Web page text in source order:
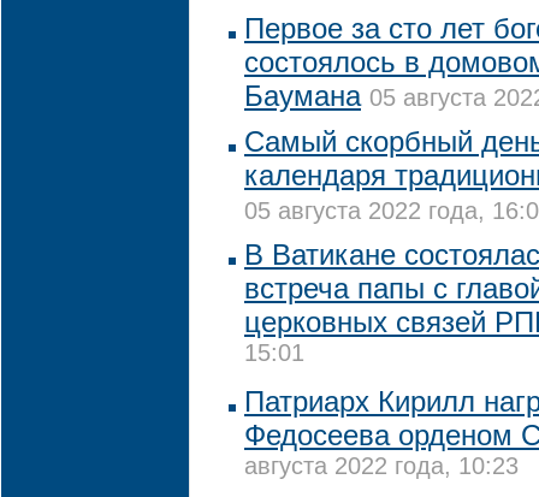
Первое за сто лет
состоялось в
Баумана 05 августа
Самый скорбный
календаря
05 августа 2022 года,
В Ватикане
встреча папы с
церковных связей
15:01
Патриарх Кирилл
Федосеева орденом
августа 2022 года, 10:23